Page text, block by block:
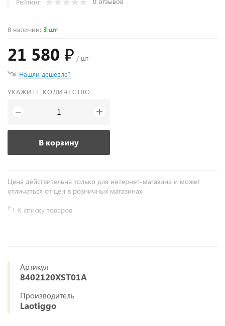
Рейтинг:
В наличии: 3 шт
21 580 ₽ / шт
Нашли дешевле?
УКАЖИТЕ КОЛИЧЕСТВО
− +
В корзину
Цена действительна только для интернет-магазина и может
отличаться от цен в розничных магазинах.
К списку товаров
Артикул
8402120XST01A
Производитель
Laotiggo